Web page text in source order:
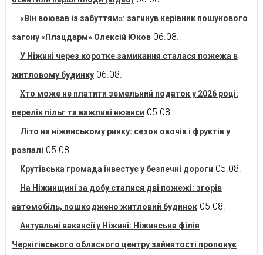
«Він воював із забуттям»: загинув керівник пошукового
загону «Плацдарм» Олексій Юков 06.08.
У Ніжині через коротке замикання сталася пожежа в
житловому будинку 06.08.
Хто може не платити земельний податок у 2026 році:
перелік пільг та важливі нюанси 05.08.
Літо на ніжинському ринку: сезон овочів і фруктів у
розпалі 05.08.
Крутівська громада інвестує у безпечні дороги 05.08.
На Ніжинщині за добу сталися дві пожежі: згорів
автомобіль, пошкоджено житловий будинок 05.08.
Актуальні вакансії у Ніжині: Ніжинська філія
Чернігівського обласного центру зайнятості пропонує